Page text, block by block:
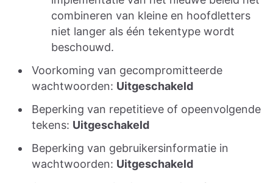
combineren van kleine en hoofdletters
niet langer als één tekentype wordt
beschouwd.
Voorkoming van gecompromitteerde
wachtwoorden: Uitgeschakeld
Beperking van repetitieve of opeenvolgende
tekens: Uitgeschakeld
Beperking van gebruikersinformatie in
wachtwoorden: Uitgeschakeld